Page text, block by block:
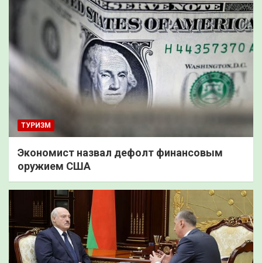
ТУРИЗМ
Экономист назвал дефолт финансовым
оружием США